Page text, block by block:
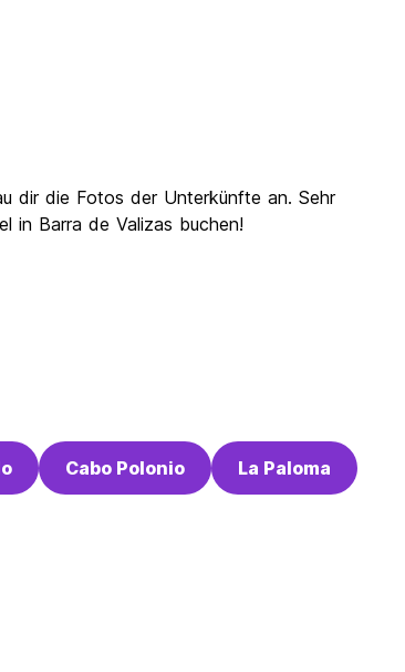
dir die Fotos der Unterkünfte an. Sehr
in Barra de Valizas buchen!
Cabo Polonio La Paloma